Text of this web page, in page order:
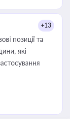
+13
позиції та
які